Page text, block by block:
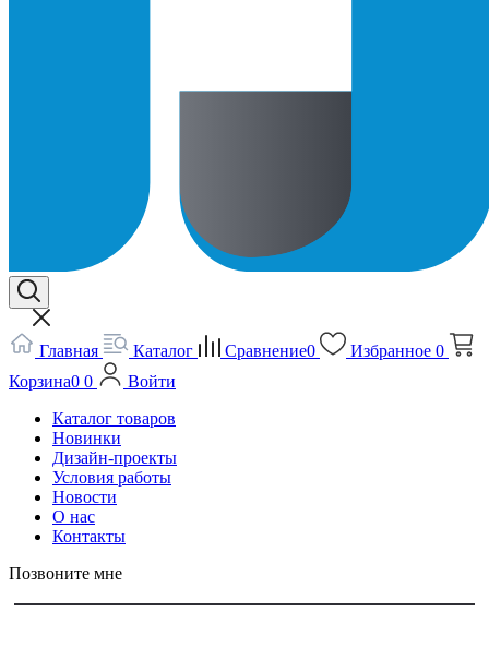
Главная Каталог Сравнение0 Избранное 0
Корзина0 0
Войти
Каталог товаров
Новинки
Дизайн-проекты
Условия работы
Новости
О нас
Контакты
Позвоните мне